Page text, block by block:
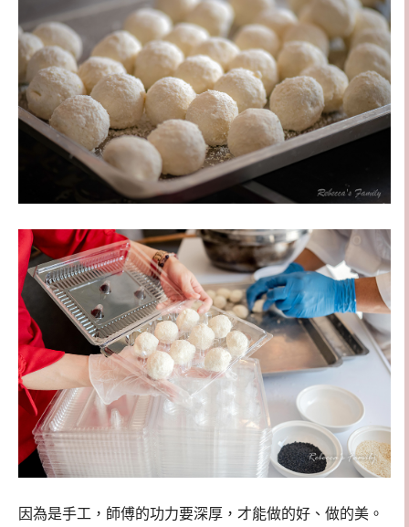
因為是手工，師傅的功力要深厚，才能做的好、做的美。